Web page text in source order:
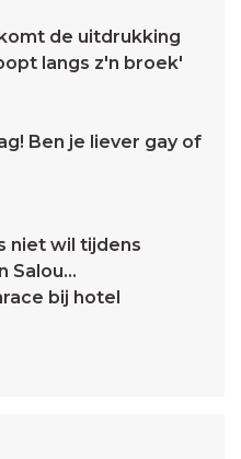
de uitdrukking
langs z'n broek'
Ben je liever gay of
niet wil tijdens
Salou...
bij hotel